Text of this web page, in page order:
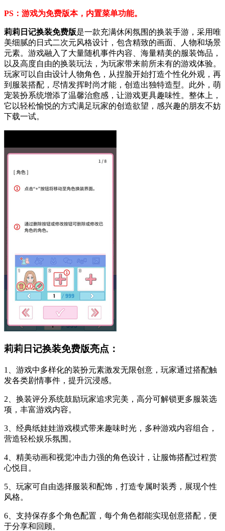
PS：游戏为免费版本，内置菜单功能。
莉莉日记换装免费版是一款充满休闲氛围的换装手游，采用唯
美细腻的日式二次元风格设计，包含精致的画面、人物和场景
元素。游戏融入了大量随机事件内容、海量精美的服装饰品，
以及高度自由的换装玩法，为玩家带来前所未有的游戏体验。
玩家可以自由设计人物角色，从捏脸开始打造个性化外观，再
到服装搭配，尽情发挥时尚才能，创造出独特造型。此外，萌
宠装扮系统增添了温馨治愈感，让游戏更具趣味性。整体上，
它以轻松愉悦的方式满足玩家的创造欲望，感兴趣的朋友不妨
下载一试。
莉莉日记换装免费版亮点：
1、游戏中多样化的装扮元素激发无限创意，玩家通过搭配触
发各类剧情事件，提升沉浸感。
2、换装评分系统鼓励玩家追求完美，高分可解锁更多服装选
项，丰富游戏内容。
3、经典纸娃娃游戏模式带来趣味时光，多种游戏内容组合，
营造轻松娱乐氛围。
4、精美动画和视觉冲击力强的角色设计，让服饰搭配过程赏
心悦目。
5、玩家可自由选择服装和配饰，打造专属时装秀，展现个性
风格。
6、支持保存多个角色配置，每个角色都能实现创意搭配，便
于分享和回顾。